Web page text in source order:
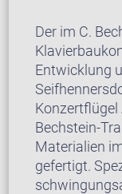
Der im C.
Entwicklung
Konzertflügel
Bechstein-
Materialien
gefertigt.